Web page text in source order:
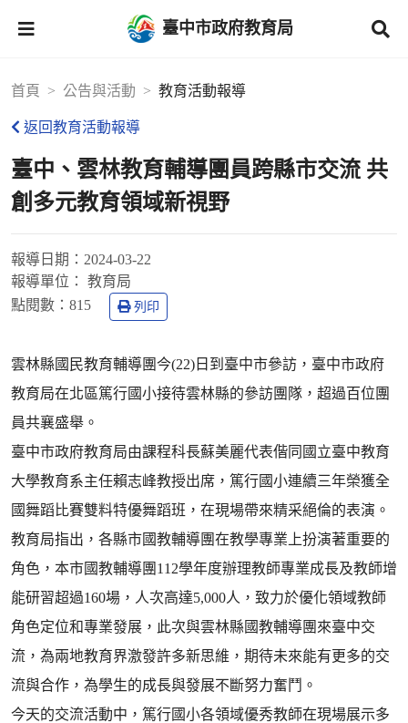
臺中市政府教育局
首頁 公告與活動 教育活動報導
返回教育活動報導
臺中、雲林教育輔導團員跨縣市交流 共
創多元教育領域新視野
報導日期： 2024-03-22
報導單位：
教育局
點閱數： 815 列印
雲林縣國民教育輔導團今(22)日到臺中市參訪，臺中市政府
教育局在北區篤行國小接待雲林縣的參訪團隊，超過百位團
員共襄盛舉。
臺中市政府教育局由課程科長蘇美麗代表偕同國立臺中教育
大學教育系主任賴志峰教授出席，篤行國小連續三年榮獲全
國舞蹈比賽雙料特優舞蹈班，在現場帶來精采絕倫的表演。
教育局指出，各縣市國教輔導團在教學專業上扮演著重要的
角色，本市國教輔導團112學年度辦理教師專業成長及教師增
能研習超過160場，人次高達5,000人，致力於優化領域教師
角色定位和專業發展，此次與雲林縣國教輔導團來臺中交
流，為兩地教育界激發許多新思維，期待未來能有更多的交
流與合作，為學生的成長與發展不斷努力奮鬥。
今天的交流活動中，篤行國小各領域優秀教師在現場展示多